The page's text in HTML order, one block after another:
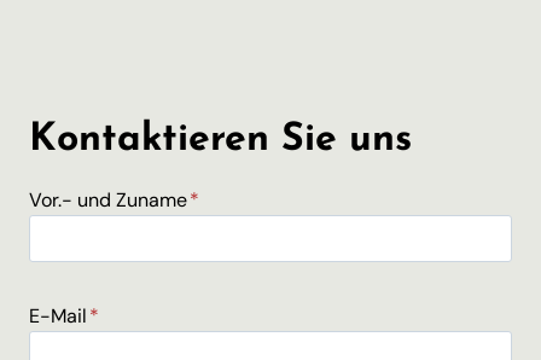
Kontaktieren Sie uns
Vor.- und Zuname*
E-Mail*